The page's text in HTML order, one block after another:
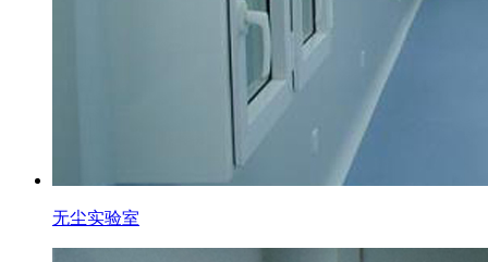
无尘实验室